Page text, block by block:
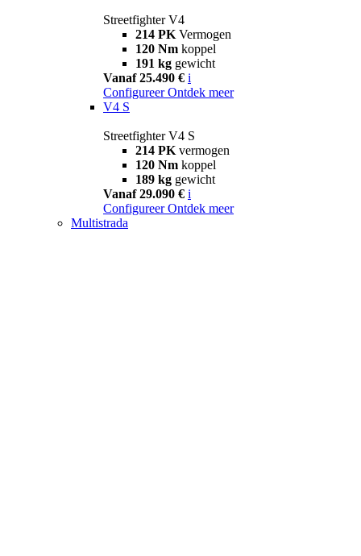
Streetfighter V4
214 PK Vermogen
120 Nm koppel
191 kg gewicht
Vanaf 25.490 € i
Configureer Ontdek meer
V4 S
Streetfighter V4 S
214 PK vermogen
120 Nm koppel
189 kg gewicht
Vanaf 29.090 € i
Configureer Ontdek meer
Multistrada